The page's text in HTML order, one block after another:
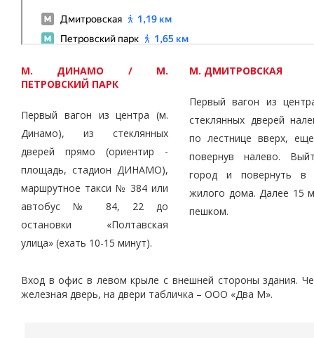
М. ДИНАМО / М.
ПЕТРОВСКИЙ ПАРК
Первый вагон из центра (м.
Динамо), из стеклянных
дверей прямо (ориентир -
площадь, стадион ДИНАМО),
маршрутное такси № 384 или
автобус № 84, 22 до
остановки «Полтавская
улица» (ехать 10-15 минут).
М. ДМИТРОВСКАЯ
Первый вагон из
стеклянных дверей
по лестнице вверх,
повернув налево.
город и повернуть в
жилого дома. Далее 15
пешком.
Вход в офис в левом крыле с внешней стороны здания.
железная дверь, на двери табличка – ООО «Два М».